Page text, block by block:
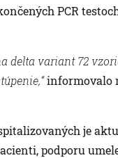
PCR
delta variant 72
informovalo
je
podporu